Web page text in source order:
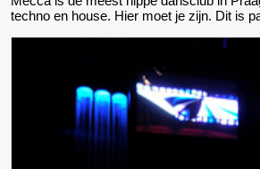
techno en house. Hier moet je zijn. Dit is